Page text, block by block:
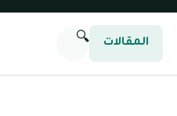
المقالات 🔍